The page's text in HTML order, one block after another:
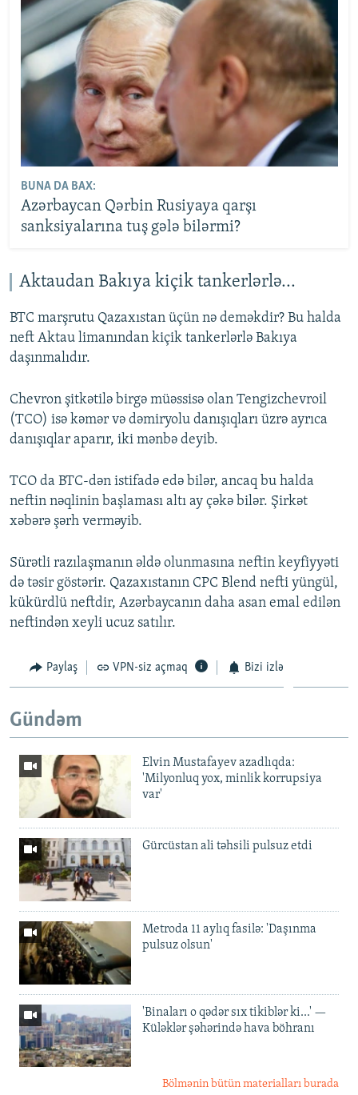
BUNA DA BAX:
Azərbaycan Qərbin Rusiyaya qarşı
sanksiyalarına tuş gələ bilərmi?
Aktaudan Bakıya kiçik tankerlərlə...
BTC marşrutu Qazaxıstan üçün nə deməkdir? Bu halda
neft Aktau limanından kiçik tankerlərlə Bakıya
daşınmalıdır.
Chevron şitkətilə birgə müəssisə olan Tengizchevroil
(TCO) isə kəmər və dəmiryolu danışıqları üzrə ayrıca
danışıqlar aparır, iki mənbə deyib.
TCO da BTC-dən istifadə edə bilər, ancaq bu halda
neftin nəqlinin başlaması altı ay çəkə bilər. Şirkət
xəbərə şərh verməyib.
Sürətli razılaşmanın əldə olunmasına neftin keyfiyyəti
də təsir göstərir. Qazaxıstanın CPC Blend nefti yüngül,
kükürdlü neftdir, Azərbaycanın daha asan emal edilən
neftindən xeyli ucuz satılır.
Paylaş VPN-siz açmaq Bizi izlə
Gündəm
Elvin Mustafayev azadlıqda:
'Milyonluq yox, minlik korrupsiya
var'
Gürcüstan ali təhsili pulsuz etdi
Metroda 11 aylıq fasilə: 'Daşınma
pulsuz olsun'
'Binaları o qədər sıx tikiblər ki...' —
Küləklər şəhərində hava böhranı
Bölmənin bütün materialları burada